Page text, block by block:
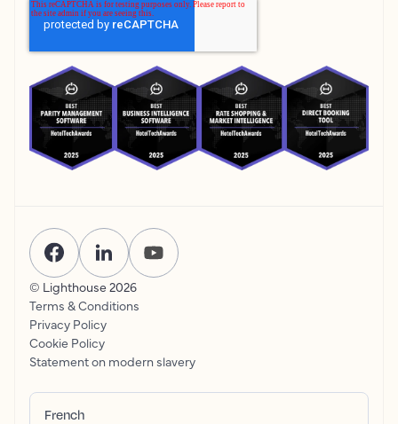
© Lighthouse 2026
Terms & Conditions
Privacy Policy
Cookie Policy
Statement on modern slavery
French